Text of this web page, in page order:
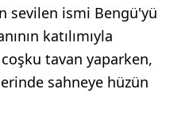
sevilen ismi Bengü'yü
katılımıyla
tavan yaparken,
sahneye hüzün